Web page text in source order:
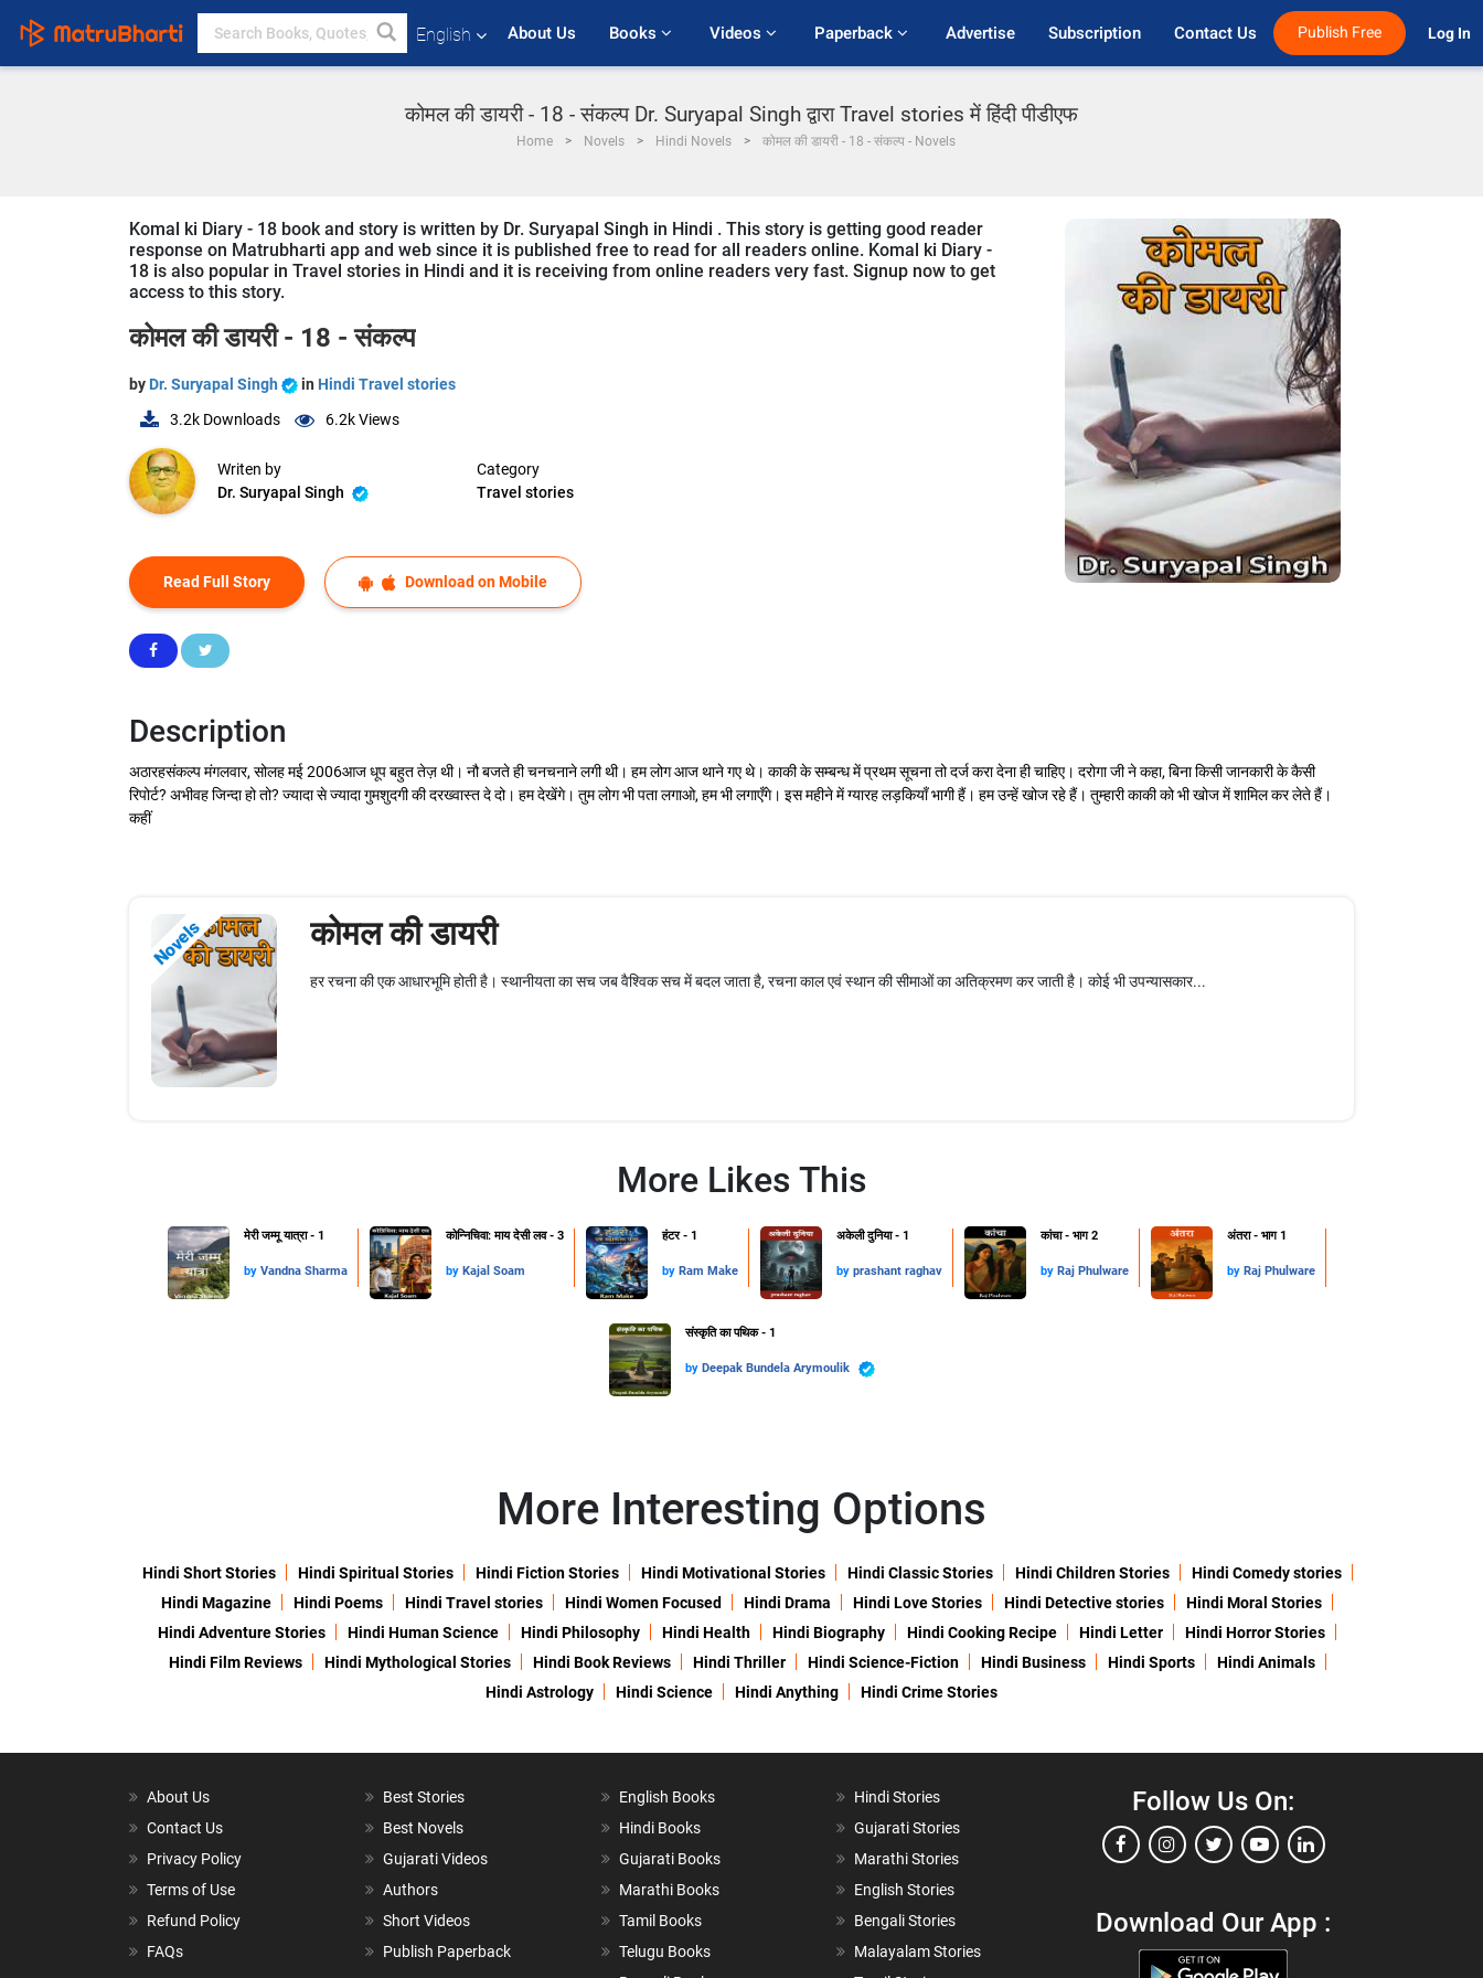
English About Us Books Videos Paperback Advertise Subscription Contact Us Publish Free Log In
कोमल की डायरी - 18 - संकल्प Dr. Suryapal Singh द्वारा Travel stories में हिंदी पीडीएफ
Home Novels Hindi Novels कोमल की डायरी - 18 - संकल्प - Novels
Komal ki Diary - 18 book and story is written by Dr. Suryapal Singh in Hindi . This story is getting good reader
response on Matrubharti app and web since it is published free to read for all readers online. Komal ki Diary -
18 is also popular in Travel stories in Hindi and it is receiving from online readers very fast. Signup now to get
access to this story.
कोमल की डायरी - 18 - संकल्प
by Dr. Suryapal Singh in Hindi Travel stories
3.2k Downloads 6.2kViews
Writen by
Dr. Suryapal Singh
Category
Travel stories
Read Full Story Download on Mobile
Description
अठारहसंकल्प मंगलवार, सोलह मई 2006आज धूप बहुत तेज़ थी। नौ बजते ही चनचनाने लगी थी। हम लोग आज थाने गए थे। काकी के सम्बन्ध में प्रथम सूचना तो दर्ज करा देना ही चाहिए। दरोगा जी ने कहा, बिना किसी जानकारी के कैसी
रिपोर्ट? अभीवह जिन्दा हो तो? ज्यादा से ज्यादा गुमशुदगी की दरख्वास्त दे दो। हम देखेंगे। तुम लोग भी पता लगाओ, हम भी लगाएँगे। इस महीने में ग्यारह लड़कियाँ भागी हैं। हम उन्हें खोज रहे हैं। तुम्हारी काकी को भी खोज में शामिल कर लेते हैं।
कहीं
Novels कोमल की डायरी
हर रचना की एक आधारभूमि होती है। स्थानीयता का सच जब वैश्विक सच में बदल जाता है, रचना काल एवं स्थान की सीमाओं का अतिक्रमण कर जाती है। कोई भी उपन्यासकार...
More Likes This
मेरी जम्मू यात्रा - 1
by Vandna Sharma
कोन्निचिवा: माय देसी लव - 3
by Kajal Soam
हंटर - 1
by Ram Make
अकेली दुनिया - 1
by prashant raghav
कांचा - भाग 2
by Raj Phulware
अंतरा - भाग 1
by Raj Phulware
संस्कृति का पथिक - 1
by Deepak Bundela Arymoulik
More Interesting Options
Hindi Short Stories Hindi Spiritual Stories Hindi Fiction Stories Hindi Motivational Stories Hindi Classic Stories Hindi Children Stories
Hindi Comedy stories
Hindi Magazine
Hindi Poems Hindi Travel stories Hindi Women Focused Hindi Drama Hindi Love Stories Hindi Detective stories
Hindi Moral Stories
Hindi Adventure Stories
Hindi Human Science Hindi Philosophy Hindi Health Hindi Biography Hindi Cooking Recipe Hindi Letter
Hindi Horror Stories
Hindi Film Reviews
Hindi Mythological Stories Hindi Book Reviews Hindi Thriller Hindi Science-Fiction Hindi Business Hindi Sports
Hindi Animals
Hindi Astrology
Hindi Science Hindi Anything Hindi Crime Stories
About Us
Contact Us
Privacy Policy
Terms of Use
Refund Policy
FAQs
Best Stories
Best Novels
Gujarati Videos
Authors
Short Videos
Publish Paperback
English Books
Hindi Books
Gujarati Books
Marathi Books
Tamil Books
Telugu Books
Hindi Stories
Gujarati Stories
Marathi Stories
English Stories
Bengali Stories
Malayalam Stories
Follow Us On:
Download Our App :